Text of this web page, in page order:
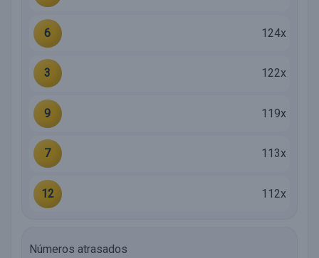
6 124x
3 122x
9 119x
7 113x
12 112x
Números atrasados